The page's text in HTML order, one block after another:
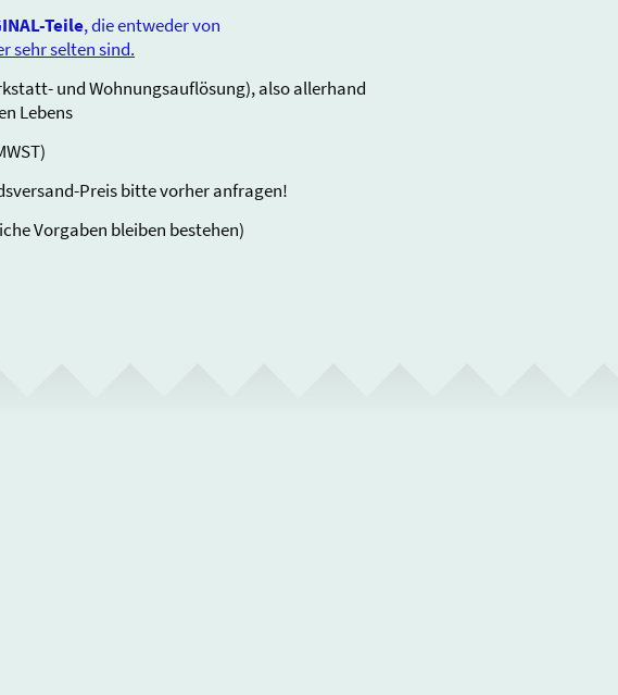
Teile, die entweder von
sehr selten sind.
und Wohnungsauflösung), also allerhand
Lebens
Preis bitte vorher anfragen!
Vorgaben bleiben bestehen)